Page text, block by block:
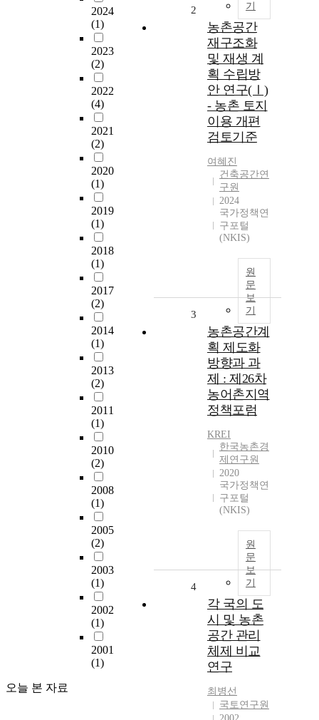
2024
(1)
2023
(2)
2022
(4)
2021
(2)
2020
(1)
2019
(1)
2018
(1)
2017
(2)
2014
(1)
2013
(2)
2011
(1)
2010
(2)
2008
(1)
2005
(2)
2003
(1)
2002
(1)
2001
(1)
오늘 본 자료
기
2
농촌공간
재구조화
및 재생 계
획 수립방
안 연구(Ⅰ)
- 농촌 토지
이용 개편
검토기준
여혜진
건축공간연
구원
2024
국가정책연
구포털
(NKIS)
원
문
보
기
3
농촌공간계
획 제도화
방향과 과
제 : 제26차
농어촌지역
정책포럼
KREI
한국농촌경
제연구원
2020
국가정책연
구포털
(NKIS)
원
문
보
기
4
각 국의 도
시 및 농촌
공간 관리
체제 비교
연구
최병선
국토연구원